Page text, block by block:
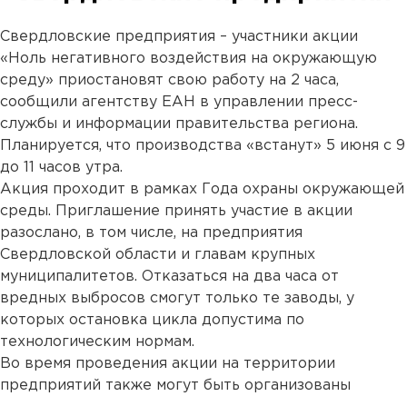
Свердловские предприятия – участники акции
«Ноль негативного воздействия на окружающую
среду» приостановят свою работу на 2 часа,
сообщили агентству ЕАН в управлении пресс-
службы и информации правительства региона.
Планируется, что производства «встанут» 5 июня с 9
до 11 часов утра.
Акция проходит в рамках Года охраны окружающей
среды. Приглашение принять участие в акции
разослано, в том числе, на предприятия
Свердловской области и главам крупных
муниципалитетов. Отказаться на два часа от
вредных выбросов смогут только те заводы, у
которых остановка цикла допустима по
технологическим нормам.
Во время проведения акции на территории
предприятий также могут быть организованы